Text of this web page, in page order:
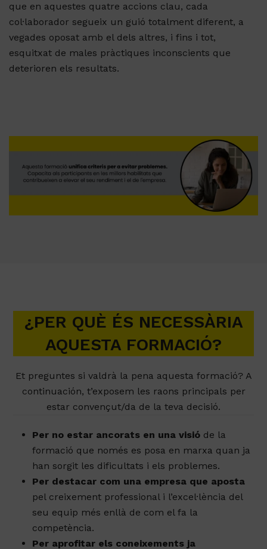
que en aquestes quatre accions clau, cada
col·laborador segueix un guió totalment diferent, a
vegades oposat amb el dels altres, i fins i tot,
esquitxat de males pràctiques inconscients que
deterioren els resultats.
¿PER QUÈ ÉS NECESSÀRIA
AQUESTA FORMACIÓ?
Et preguntes si valdrà la pena aquesta formació? A
continuación, t’exposem les raons principals per
estar convençut/da de la teva decisió.
Per no estar ancorats en una visió de la
formació que només es posa en marxa quan ja
han sorgit les dificultats i els problemes.
Per destacar com una empresa que aposta
pel creixement professional i l’excel·lència del
seu equip més enllà de com el fa la
competència.
Per aprofitar els coneixements ja